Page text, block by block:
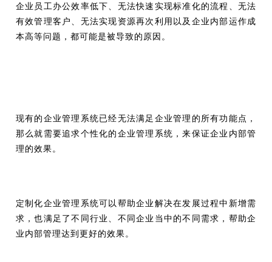
企业员工办公效率低下、无法快速实现标准化的流程、无法
有效管理客户、无法实现资源再次利用以及企业内部运作成
本高等问题，都可能是被导致的原因。
现有的企业管理系统已经无法满足企业管理的所有功能点，
那么就需要追求个性化的企业管理系统，来保证企业内部管
理的效果。
定制化企业管理系统可以帮助企业解决在发展过程中新增需
求，也满足了不同行业、不同企业当中的不同需求，帮助企
业内部管理达到更好的效果。